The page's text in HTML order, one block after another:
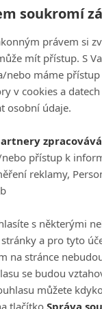
9, 2020
scenáristy,
obrazovky přivést
loď Živých
nádech. Ale
divákům
jeden z
vyvíjí Gimple a
se bude
mrtvých.
The Walking
soukromí
právem si
mít přístup. S
nebo máme
v cookies a
osobní údaje.
přístup k
reklamy,
s některými
a pro tyto
na stránce
se budou
můžete
tlačítkoSpráva